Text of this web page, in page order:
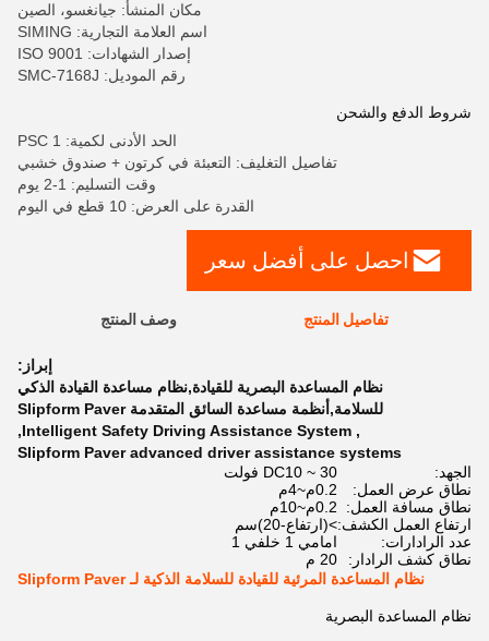
مكان المنشأ: جيانغسو، الصين
اسم العلامة التجارية: SIMING
إصدار الشهادات: ISO 9001
رقم الموديل: SMC-7168J
شروط الدفع والشحن
الحد الأدنى لكمية: 1 PSC
تفاصيل التغليف: التعبئة في كرتون + صندوق خشبي
وقت التسليم: 1-2 يوم
القدرة على العرض: 10 قطع في اليوم
احصل على أفضل سعر
تفاصيل المنتج وصف المنتج
إبراز:
نظام المساعدة البصرية للقيادة,نظام مساعدة القيادة الذكي
للسلامة,أنظمة مساعدة السائق المتقدمة Slipform Paver
,
Intelligent Safety Driving Assistance System
,
Slipform Paver advanced driver assistance systems
الجهد:
DC10 ~ 30 فولت
نطاق عرض العمل:
0.2م~4م
نطاق مسافة العمل:
0.2م~10م
ارتفاع العمل الكشف:>(ارتفاع-20)سم
عدد الرادارات:
امامي 1 خلفي 1
نطاق كشف الرادار:
20 م
نظام المساعدة المرئية للقيادة للسلامة الذكية لـ Slipform Paver
نظام المساعدة البصرية